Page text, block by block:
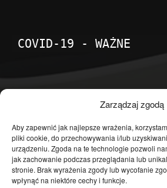
Zarządzaj zgodą
Aby zapewnić jak najlepsze wrażenia,
pliki cookie, do przechowywania i/lub
urządzeniu. Zgoda na te technologie pozwoli
jak zachowanie podczas przeglądania lub
stronie. Brak wyrażenia zgody lub wycofanie
wpłynąć na niektóre cechy i funkcje.
COVID-19 - WAŻNE
Temat dnia
Publicystyka
Polityka
Polska